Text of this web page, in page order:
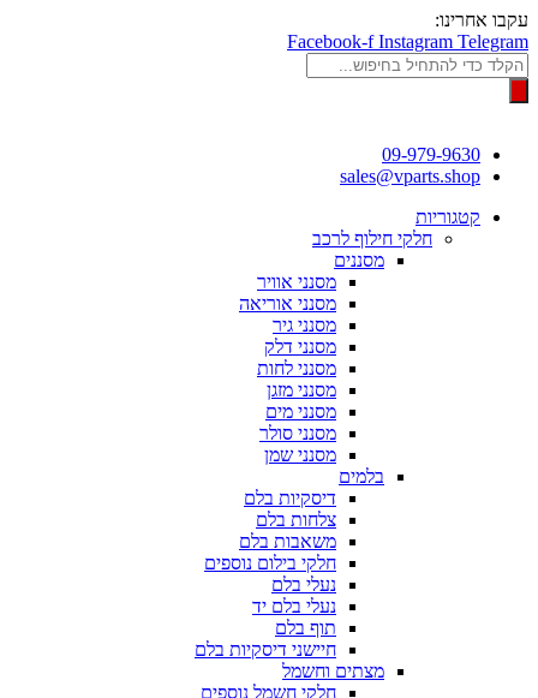
דלג
לתוכן
עקבו אחרינו:
Facebook-f Instagram Telegram
Products
search
09-979-9630
sales@vparts.shop
קטגוריות
חלקי חילוף לרכב
מסננים
מסנני אוויר
מסנני אוריאה
מסנני גיר
מסנני דלק
מסנני לחות
מסנני מזגן
מסנני מים
מסנני סולר
מסנני שמן
בלמים
דיסקיות בלם
צלחות בלם
משאבות בלם
חלקי בילום נוספים
נעלי בלם
נעלי בלם יד
תוף בלם
חיישני דיסקיות בלם
מצתים וחשמל
חלקי חשמל נוספים